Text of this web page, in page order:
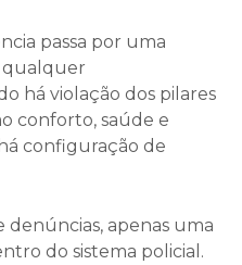
passa por uma
qualquer
há violação dos pilares
conforto, saúde e
configuração de
apenas uma
do sistema policial.